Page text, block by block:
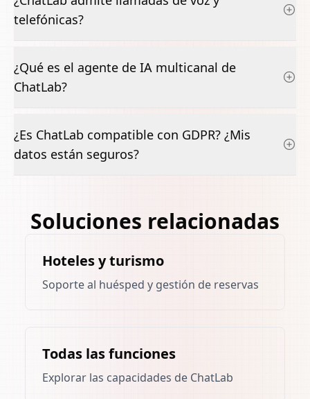
telefónicas?
¿Qué es el agente de IA multicanal de
ChatLab?
¿Es ChatLab compatible con GDPR? ¿Mis
datos están seguros?
Soluciones relacionadas
Hoteles y turismo
Soporte al huésped y gestión de reservas
Todas las funciones
Explorar las capacidades de ChatLab